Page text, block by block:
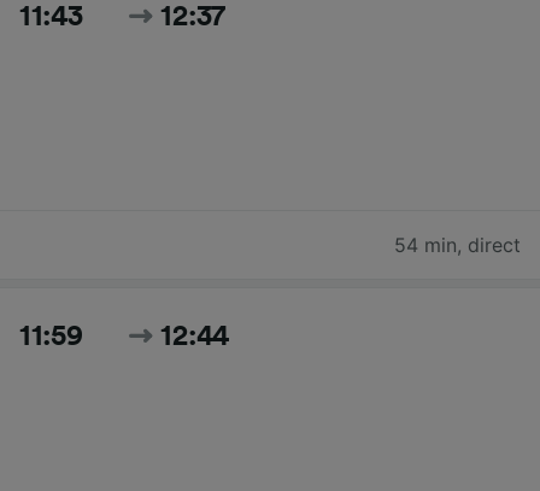
11:43 12:37
54 min, direct
11:59 12:44